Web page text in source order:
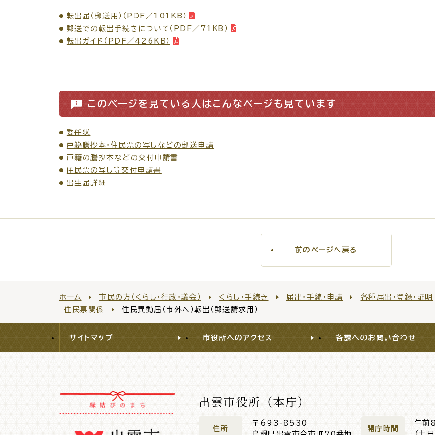
転出届（郵送用）（PDF／101KB）
郵送での転出手続きについて（PDF／71KB）
転出ガイド（PDF／426KB）
このページを見ている人はこんなページも見ています
委任状
戸籍謄抄本・住民票の写しなどの郵送申請
戸籍の謄抄本などの交付申請書
住民票の写し等交付申請書
出生届詳細
前のページへ戻る
ホーム 市民の方（くらし・行政・議会） くらし・手続き 届出・手続・申請
各種届出・登録・証明
住民票関係
住民異動届（市外へ）転出（郵送請求用）
サイトマップ 市役所へのアクセス 各課へのお問い合わせ
出雲市役所（本庁）
住所
〒693-8530
開庁時間
午前